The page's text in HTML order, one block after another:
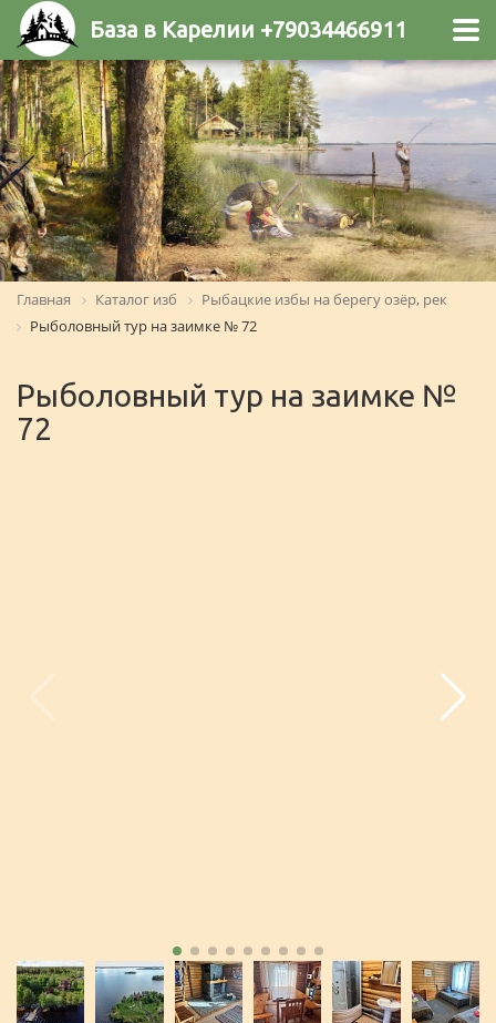
База в Карелии +79034466911
Главная Каталог изб
Рыбацкие избы на берегу озёр, рек
Рыболовный тур на заимке № 72
Рыболовный тур на заимке №
72